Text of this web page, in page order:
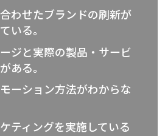
わせたブランドの刷新が
いる。
ジと実際の製品・サービ
ある。
ーション方法がわからな
ティングを実施している